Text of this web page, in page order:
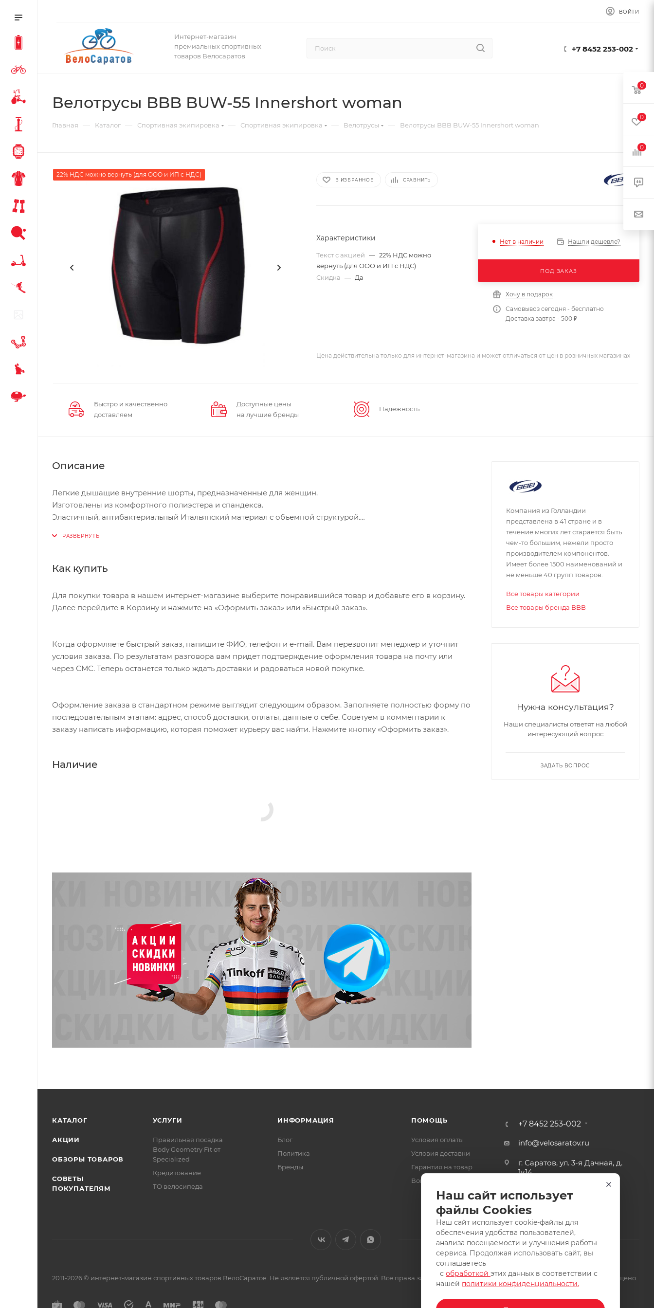
ВОЙТИ
Интернет-магазин
премиальных спортивных
товаров Велосаратов
+7 8452 253-002
Велотрусы BBB BUW-55 Innershort woman
Главная — Каталог — Спортивная экипировка — Спортивная экипировка — Велотрусы — Велотрусы BBB BUW-55 Innershort woman
22% НДС можно вернуть (для ООО и ИП с НДС)
В ИЗБРАННОЕ СРАВНИТЬ
Характеристики
Текст с акцией — 22% НДС можно
вернуть (для ООО и ИП с НДС)
Скидка — Да
Нет в наличии Нашли дешевле?
ПОД ЗАКАЗ
Хочу в подарок
Самовывоз сегодня - бесплатно
Доставка завтра - 500 ₽
Цена действительна только для интернет-магазина и может отличаться от цен в розничных магазинах
Быстро и качественно
доставляем
Доступные цены
на лучшие бренды
Надежность
Описание
Легкие дышащие внутренние шорты, предназначенные для женщин.
Изготовлены из комфортного полиэстера и спандекса.
Эластичный, антибактериальный Итальянский материал с объемной структурой.
Как купить
Для покупки товара в нашем интернет-магазине выберите понравившийся товар и добавьте его в корзину.
Далее перейдите в Корзину и нажмите на «Оформить заказ» или «Быстрый заказ».
Когда оформляете быстрый заказ, напишите ФИО, телефон и e-mail. Вам перезвонит менеджер и уточнит
условия заказа. По результатам разговора вам придет подтверждение оформления товара на почту или
через СМС. Теперь останется только ждать доставки и радоваться новой покупке.
Оформление заказа в стандартном режиме выглядит следующим образом. Заполняете полностью форму по
последовательным этапам: адрес, способ доставки, оплаты, данные о себе. Советуем в комментарии к
заказу написать информацию, которая поможет курьеру вас найти. Нажмите кнопку «Оформить заказ».
Наличие
Компания из Голландии
представлена в 41 стране и в
течение многих лет старается быть
чем-то большим, нежели просто
производителем компонентов.
Имеет более 1500 наименований и
не меньше 40 групп товаров.
Все товары категории
Все товары бренда BBB
Нужна консультация?
Наши специалисты ответят на любой
интересующий вопрос
ЗАДАТЬ ВОПРОС
КАТАЛОГ
АКЦИИ
ОБЗОРЫ ТОВАРОВ
СОВЕТЫ
ПОКУПАТЕЛЯМ
УСЛУГИ
Правильная посадка
Body Geometry Fit от
Specialized
Кредитование
ТО велосипеда
ИНФОРМАЦИЯ
Блог
Политика
Бренды
ПОМОЩЬ
Условия оплаты
Условия доставки
Гарантия на товар
Вопрос-ответ
+7 8452 253-002
info@velosaratov.ru
г. Саратов, ул. 3-я Дачная, д.
1к14
2011-2026 © интернет-магазин спортивных товаров ВелоСаратов. Не является публичной офертой. Все права защищены. Заимствование материалов и фотографий запрещено.
Наш сайт использует
файлы Cookies
Наш сайт использует cookie-файлы для
обеспечения удобства пользователей,
анализа посещаемости и улучшения работы
сервиса. Продолжая использовать сайт, вы
соглашаетесь
с обработкой этих данных в соответствии с
нашей политики конфиденциальности.
0
0
0